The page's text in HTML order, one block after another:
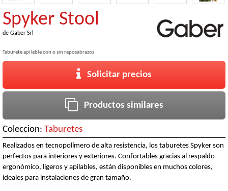
Spyker Stool
de Gaber Srl
Taburete apilable con o sin reposabrazos
Solicitar precios
Productos similares
Coleccion: Taburetes
Realizados en tecnopolímero de alta resistencia, los taburetes Spyker son
perfectos para interiores y exteriores. Confortables gracias al respaldo
ergonómico, ligeros y apilables, están disponibles en muchos colores,
ideales para instalaciones de gran tamaño.